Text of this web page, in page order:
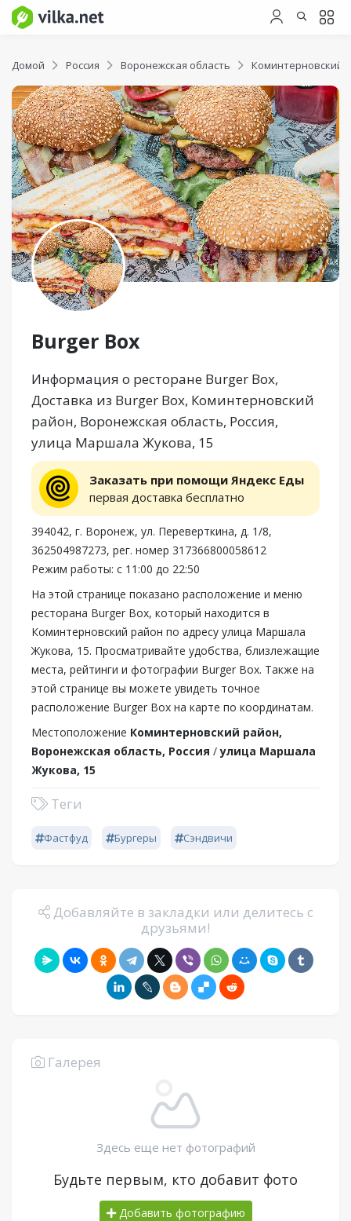
Домой Россия Воронежская область Коминтерновский
Burger Box
Информация о ресторане Burger Box,
Доставка из Burger Box, Коминтерновский
район, Воронежская область, Россия,
улица Маршала Жукова, 15
Заказать при помощи Яндекс Еды
первая доставка бесплатно
394042, г. Воронеж, ул. Переверткина, д. 1/8,
362504987273, рег. номер 317366800058612
Режим работы: с 11:00 до 22:50
На этой странице показано расположение и меню
ресторана Burger Box, который находится в
Коминтерновский район по адресу улица Маршала
Жукова, 15. Просматривайте удобства, близлежащие
места, рейтинги и фотографии Burger Box. Также на
этой странице вы можете увидеть точное
расположение Burger Box на карте по координатам.
Местоположение Коминтерновский район,
Воронежская область, Россия /улица Маршала
Жукова, 15
Теги
Фастфуд Бургеры Сэндвичи
Добавляйте в закладки или делитесь с
друзьями!
Галерея
Здесь еще нет фотографий
Будьте первым, кто добавит фото
Добавить фотографию